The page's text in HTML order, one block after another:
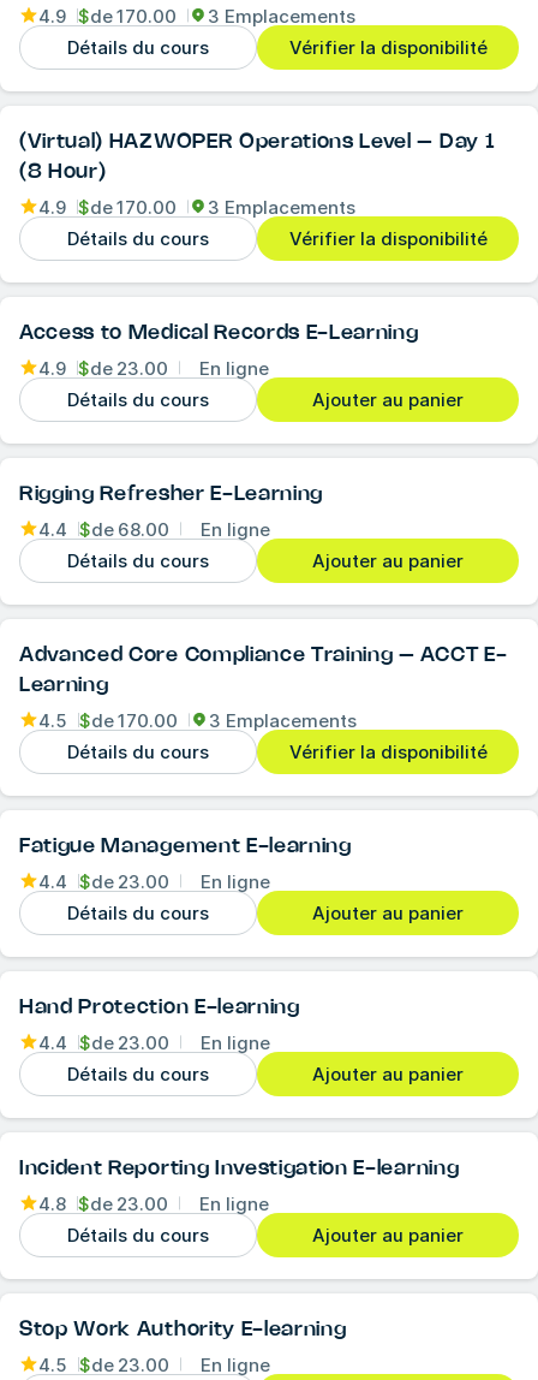
4.9 $de170.00
3 Emplacements
Détails du cours
Vérifier la disponibilité
(Virtual) HAZWOPER Operations Level – Day 1
(8 Hour)
4.9 $de170.00
3 Emplacements
Détails du cours
Vérifier la disponibilité
Access to Medical Records E-Learning
4.9 $de 23.00
En ligne
Détails du cours
Ajouter au panier
Rigging Refresher E-Learning
4.4 $de 68.00
En ligne
Détails du cours
Ajouter au panier
Advanced Core Compliance Training – ACCT E-
Learning
4.5 $de170.00
3 Emplacements
Détails du cours
Vérifier la disponibilité
Fatigue Management E-learning
4.4 $de 23.00
En ligne
Détails du cours
Ajouter au panier
Hand Protection E-learning
4.4 $de 23.00
En ligne
Détails du cours
Ajouter au panier
Incident Reporting Investigation E-learning
4.8 $de 23.00
En ligne
Détails du cours
Ajouter au panier
Stop Work Authority E-learning
4.5 $de 23.00 En ligne